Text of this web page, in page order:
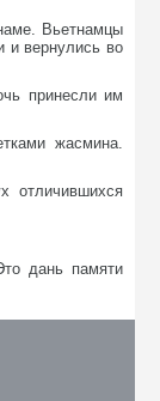
Вьетнамцы
и вернулись во
принесли им
жасмина.
отличившихся
дань памяти